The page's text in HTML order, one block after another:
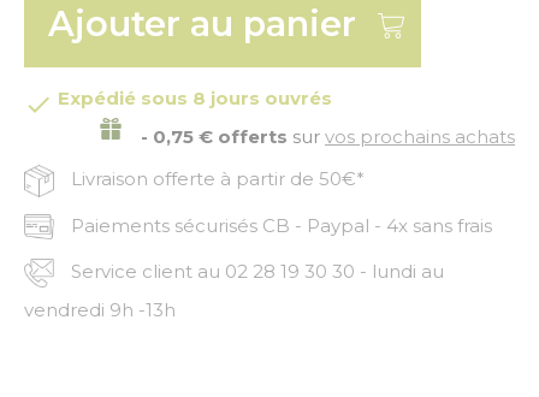
Ajouter au panier
 Expédié sous 8 jours ouvrés
- 0,75 € offerts sur vos prochains achats
Livraison offerte à partir de 50€*
Paiements sécurisés CB - Paypal - 4x sans frais
Service client au 02 28 19 30 30 - lundi au
vendredi 9h -13h